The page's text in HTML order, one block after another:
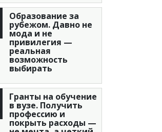
Образование за
рубежом. Давно не
мода и не
привилегия —
реальная
возможность
выбирать
Гранты на обучение
в вузе. Получить
профессию и
покрыть расходы —